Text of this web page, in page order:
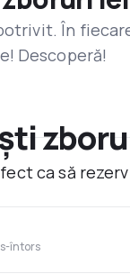
În
Descoperă!
ca să
întors